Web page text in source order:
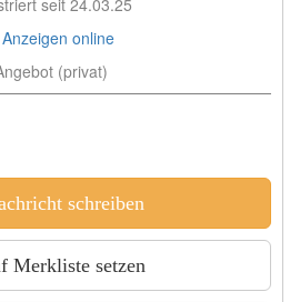
online
(privat)
schreiben
Merkliste setzen